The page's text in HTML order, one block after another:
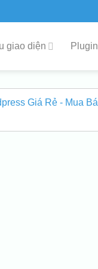
giao diện Plugin